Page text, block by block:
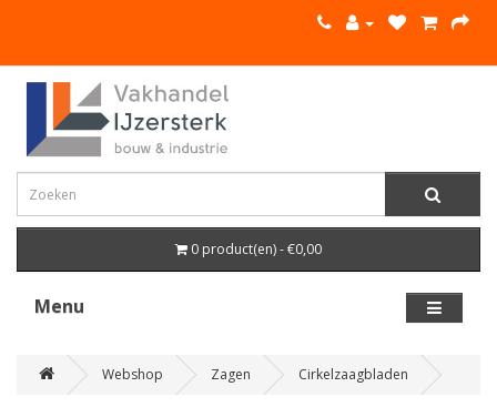
0 product(en) - €0,00
Menu
Webshop Zagen Cirkelzaagbladen